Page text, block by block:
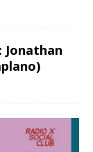
Jonathan